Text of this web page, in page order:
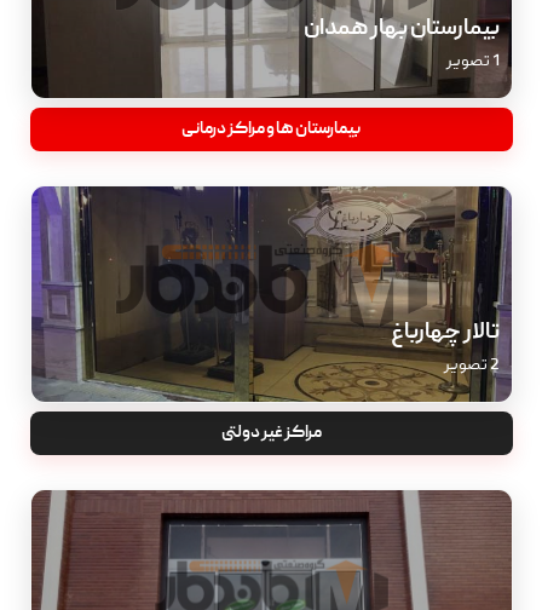
بیمارستان بهار همدان
1 تصویر
بیمارستان ها و مراکز درمانی
تالار چهارباغ
2 تصویر
مراکز غیر دولتی